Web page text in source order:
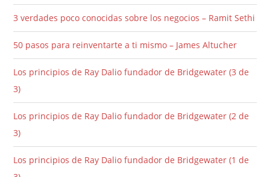
3 verdades poco conocidas sobre los negocios – Ramit Sethi
50 pasos para reinventarte a ti mismo – James Altucher
Los principios de Ray Dalio fundador de Bridgewater (3 de
3)
Los principios de Ray Dalio fundador de Bridgewater (2 de
3)
Los principios de Ray Dalio fundador de Bridgewater (1 de